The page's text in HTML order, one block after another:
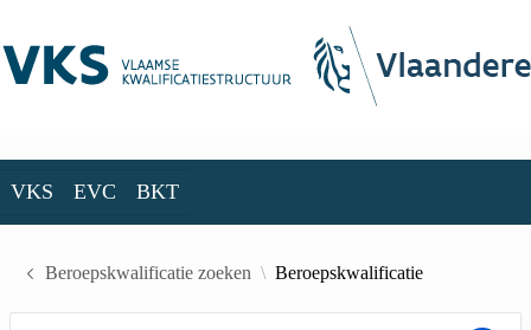
VKS EVC BKT
Beroepskwalificatie zoeken Beroepskwalificatie